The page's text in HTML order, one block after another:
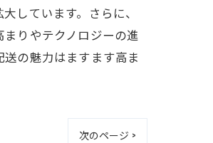
しています。さらに、
りやテクノロジーの進
の魅力はますます高ま
次のページ >